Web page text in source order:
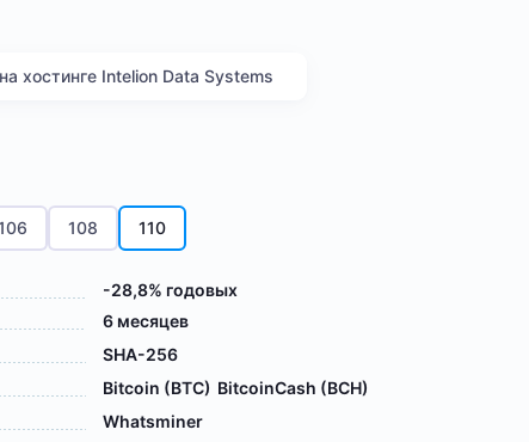
хостинге Intelion Data Systems
108 110
-28,8% годовых
6 месяцев
SHA-256
Bitcoin (BTC) BitcoinCash (BCH)
Whatsminer